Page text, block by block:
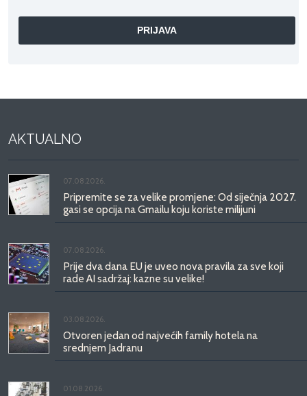
AKTUALNO
07.08.2026.
Pripremite se za velike promjene: Od siječnja 2027.
gasi se opcija na Gmailu koju koriste milijuni
07.08.2026.
Prije dva dana EU je uveo nova pravila za sve koji
rade AI sadržaj: kazne su velike!
03.08.2026.
Otvoren jedan od najvećih family hotela na
srednjem Jadranu
01.08.2026.